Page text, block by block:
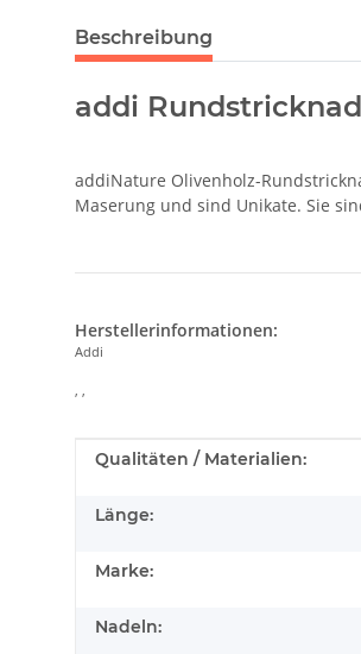
Beschreibung
addi
addiNature Olivenholz-
Maserung und sind Unikate. Sie
Herstellerinformationen:
Addi
, ,
Produkteigenschaft
Wert
Qualitäten / Materialien:
Länge:
Marke:
Nadeln: